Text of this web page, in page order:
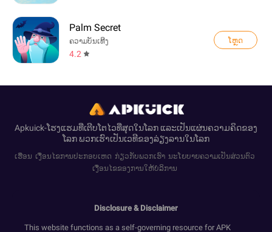
Palm Secret
ຄວາມບັນເທີງ
4.2
ໂຫຼດ
Apkuick-ໂຮງແຮມທີ່ເຕີບໂຕໄວທີ່ສຸດໃນໂລກ ແລະເປັນແຜ່ນຄວາມຄິດຂອງ
ໂລກ ພວກເຮົາເປັນເວທີຂອງລ່ຽງລານໃນໂລກ
ເຮືອນ ເງື່ອນໄຂການປະກອບເຫດ ກ່ຽວກັບພວກເຮົາ ນະໂຍບາຍຄວາມເປັນສ່ວນຕົວ
ເງື່ອນໄຂຂອງການໃຫ້ບໍລິການ
Disclosure & Disclaimer
This website functions as a self-governing resource for APK